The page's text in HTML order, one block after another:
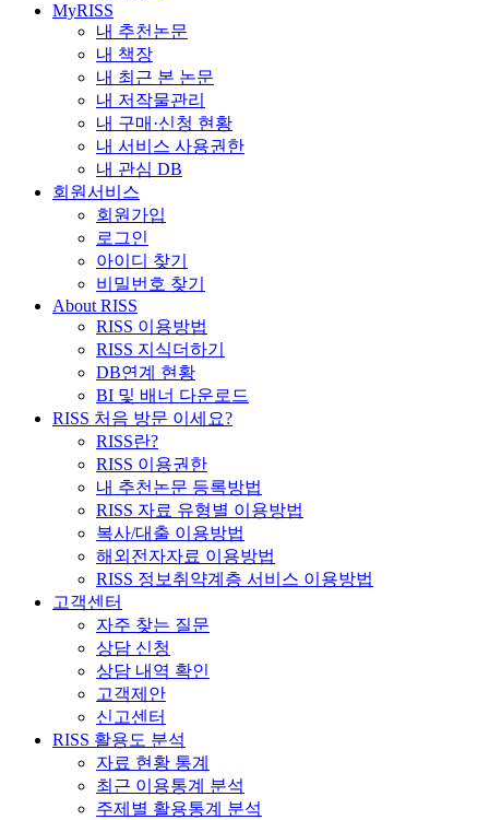
MyRISS
내 추천논문
내 책장
내 최근 본 논문
내 저작물관리
내 구매·신청 현황
내 서비스 사용권한
내 관심 DB
회원서비스
회원가입
로그인
아이디 찾기
비밀번호 찾기
About RISS
RISS 이용방법
RISS 지식더하기
DB연계 현황
BI 및 배너 다운로드
RISS 처음 방문 이세요?
RISS란?
RISS 이용권한
내 추천논문 등록방법
RISS 자료 유형별 이용방법
복사/대출 이용방법
해외전자자료 이용방법
RISS 정보취약계층 서비스 이용방법
고객센터
자주 찾는 질문
상담 신청
상담 내역 확인
고객제안
신고센터
RISS 활용도 분석
자료 현황 통계
최근 이용통계 분석
주제별 활용통계 분석